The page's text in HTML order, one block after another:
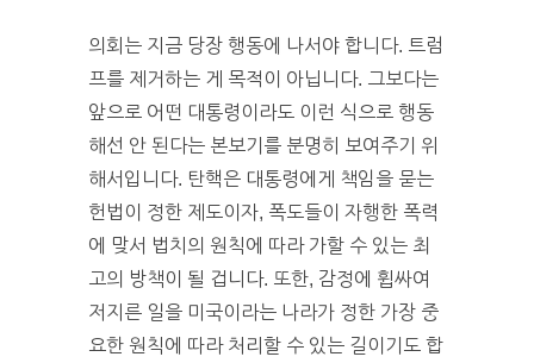
의회는 지금 당장 행동에 나서야 합니다. 트럼
프를 제거하는 게 목적이 아닙니다. 그보다는
앞으로 어떤 대통령이라도 이런 식으로 행동
해선 안 된다는 본보기를 분명히 보여주기 위
해서입니다. 탄핵은 대통령에게 책임을 묻는
헌법이 정한 제도이자, 폭도들이 자행한 폭력
에 맞서 법치의 원칙에 따라 가할 수 있는 최
고의 방책이 될 겁니다. 또한, 감정에 휩싸여
저지른 일을 미국이라는 나라가 정한 가장 중
요한 원칙에 따라 처리할 수 있는 길이기도 합